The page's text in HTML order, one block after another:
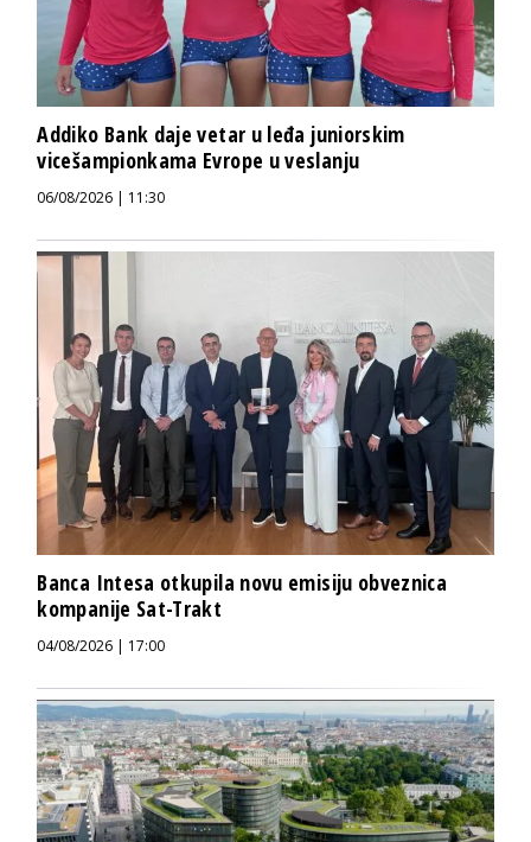
Addiko Bank daje vetar u leđa juniorskim
vicešampionkama Evrope u veslanju
06/08/2026 | 11:30
Banca Intesa otkupila novu emisiju obveznica
kompanije Sat-Trakt
04/08/2026 | 17:00